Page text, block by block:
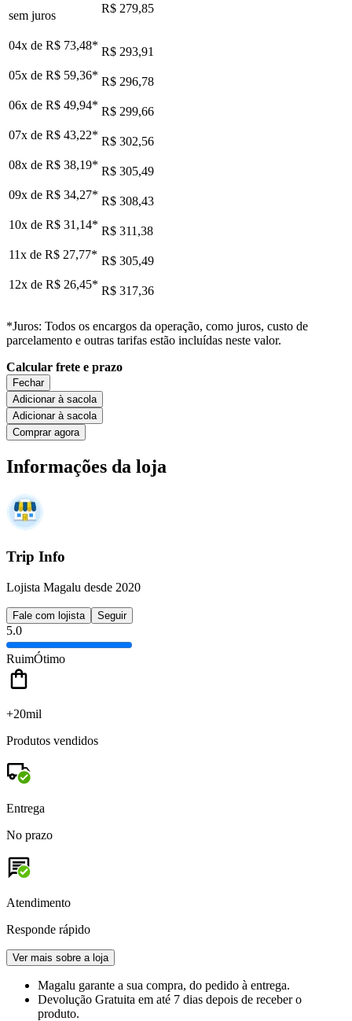
sem juros
R$ 279,85
04x de R$ 73,48* R$ 293,91
05x de R$ 59,36* R$ 296,78
06x de R$ 49,94* R$ 299,66
07x de R$ 43,22* R$ 302,56
08x de R$ 38,19* R$ 305,49
09x de R$ 34,27* R$ 308,43
10x de R$ 31,14* R$ 311,38
11x de R$ 27,77* R$ 305,49
12x de R$ 26,45* R$ 317,36
*Juros: Todos os encargos da operação, como juros, custo de
parcelamento e outras tarifas estão incluídas neste valor.
Calcular frete e prazo
Fechar
Adicionar à sacola
Adicionar à sacola
Comprar agora
Informações da loja
Trip Info
Lojista Magalu desde 2020
Fale com lojista Seguir
5.0
RuimÓtimo
+20mil
Produtos vendidos
Entrega
No prazo
Atendimento
Responde rápido
Ver mais sobre a loja
Magalu garante a sua compra, do pedido à entrega.
Devolução Gratuita em até 7 dias depois de receber o
produto.